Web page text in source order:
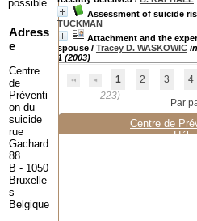
Assessment of suicide
TUCKMAN
Attachment and the
spouse/ Tracey D. WASKOWIC
1 (2003)
1 2 3 4
223)
Par
Centre de
possible.
Adress
e
Centre
de
Préventi
on du
suicide
rue
Gachard
88
B - 1050
Bruxelle
s
Belgique